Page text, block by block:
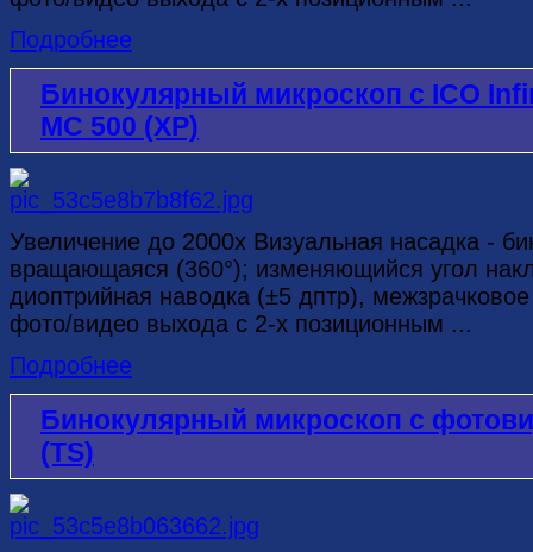
Подробнее
Бинокулярный микроскоп с ICO
MC 500 (XP)
Увеличение до 2000х Визуальная насадка -
вращающаяся (360°); изменяющийся угол
диоптрийная наводка (±5 дптр),
фото/видео выхода с 2-х позиционным ...
Подробнее
Бинокулярный микроскоп с
(TS)